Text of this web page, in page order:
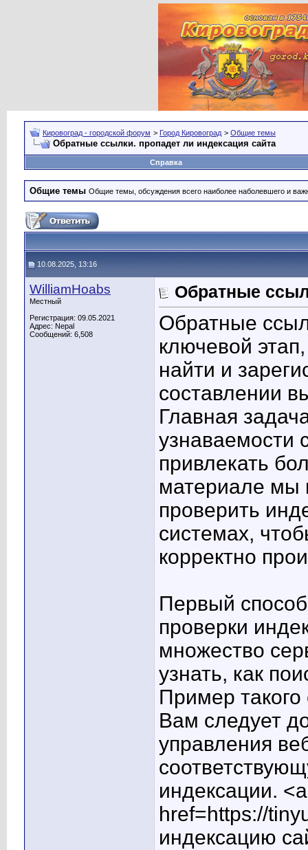
Кировоград - городской форум > Город Кировоград > Общие темы
Обратные ссылки. пропадет ли индексация сайта
Справка
Общие темы Общие темы, обсуждения всего наиболее наболевшего и
10.08.2025, 13:16
WilliamHoabs
Местный
Регистрация: 09.05.2021
Адрес: Nepal
Сообщений: 6,508
Обратные
Обратные
ключевой
найти и
составлении
Главная
узнаваемости
привлекать
материале мы
проверить
системах,
корректно
Первый
проверки
множество
узнать, как
Пример
Вам следует
управления
индексации. <a
href=https://
индексацию